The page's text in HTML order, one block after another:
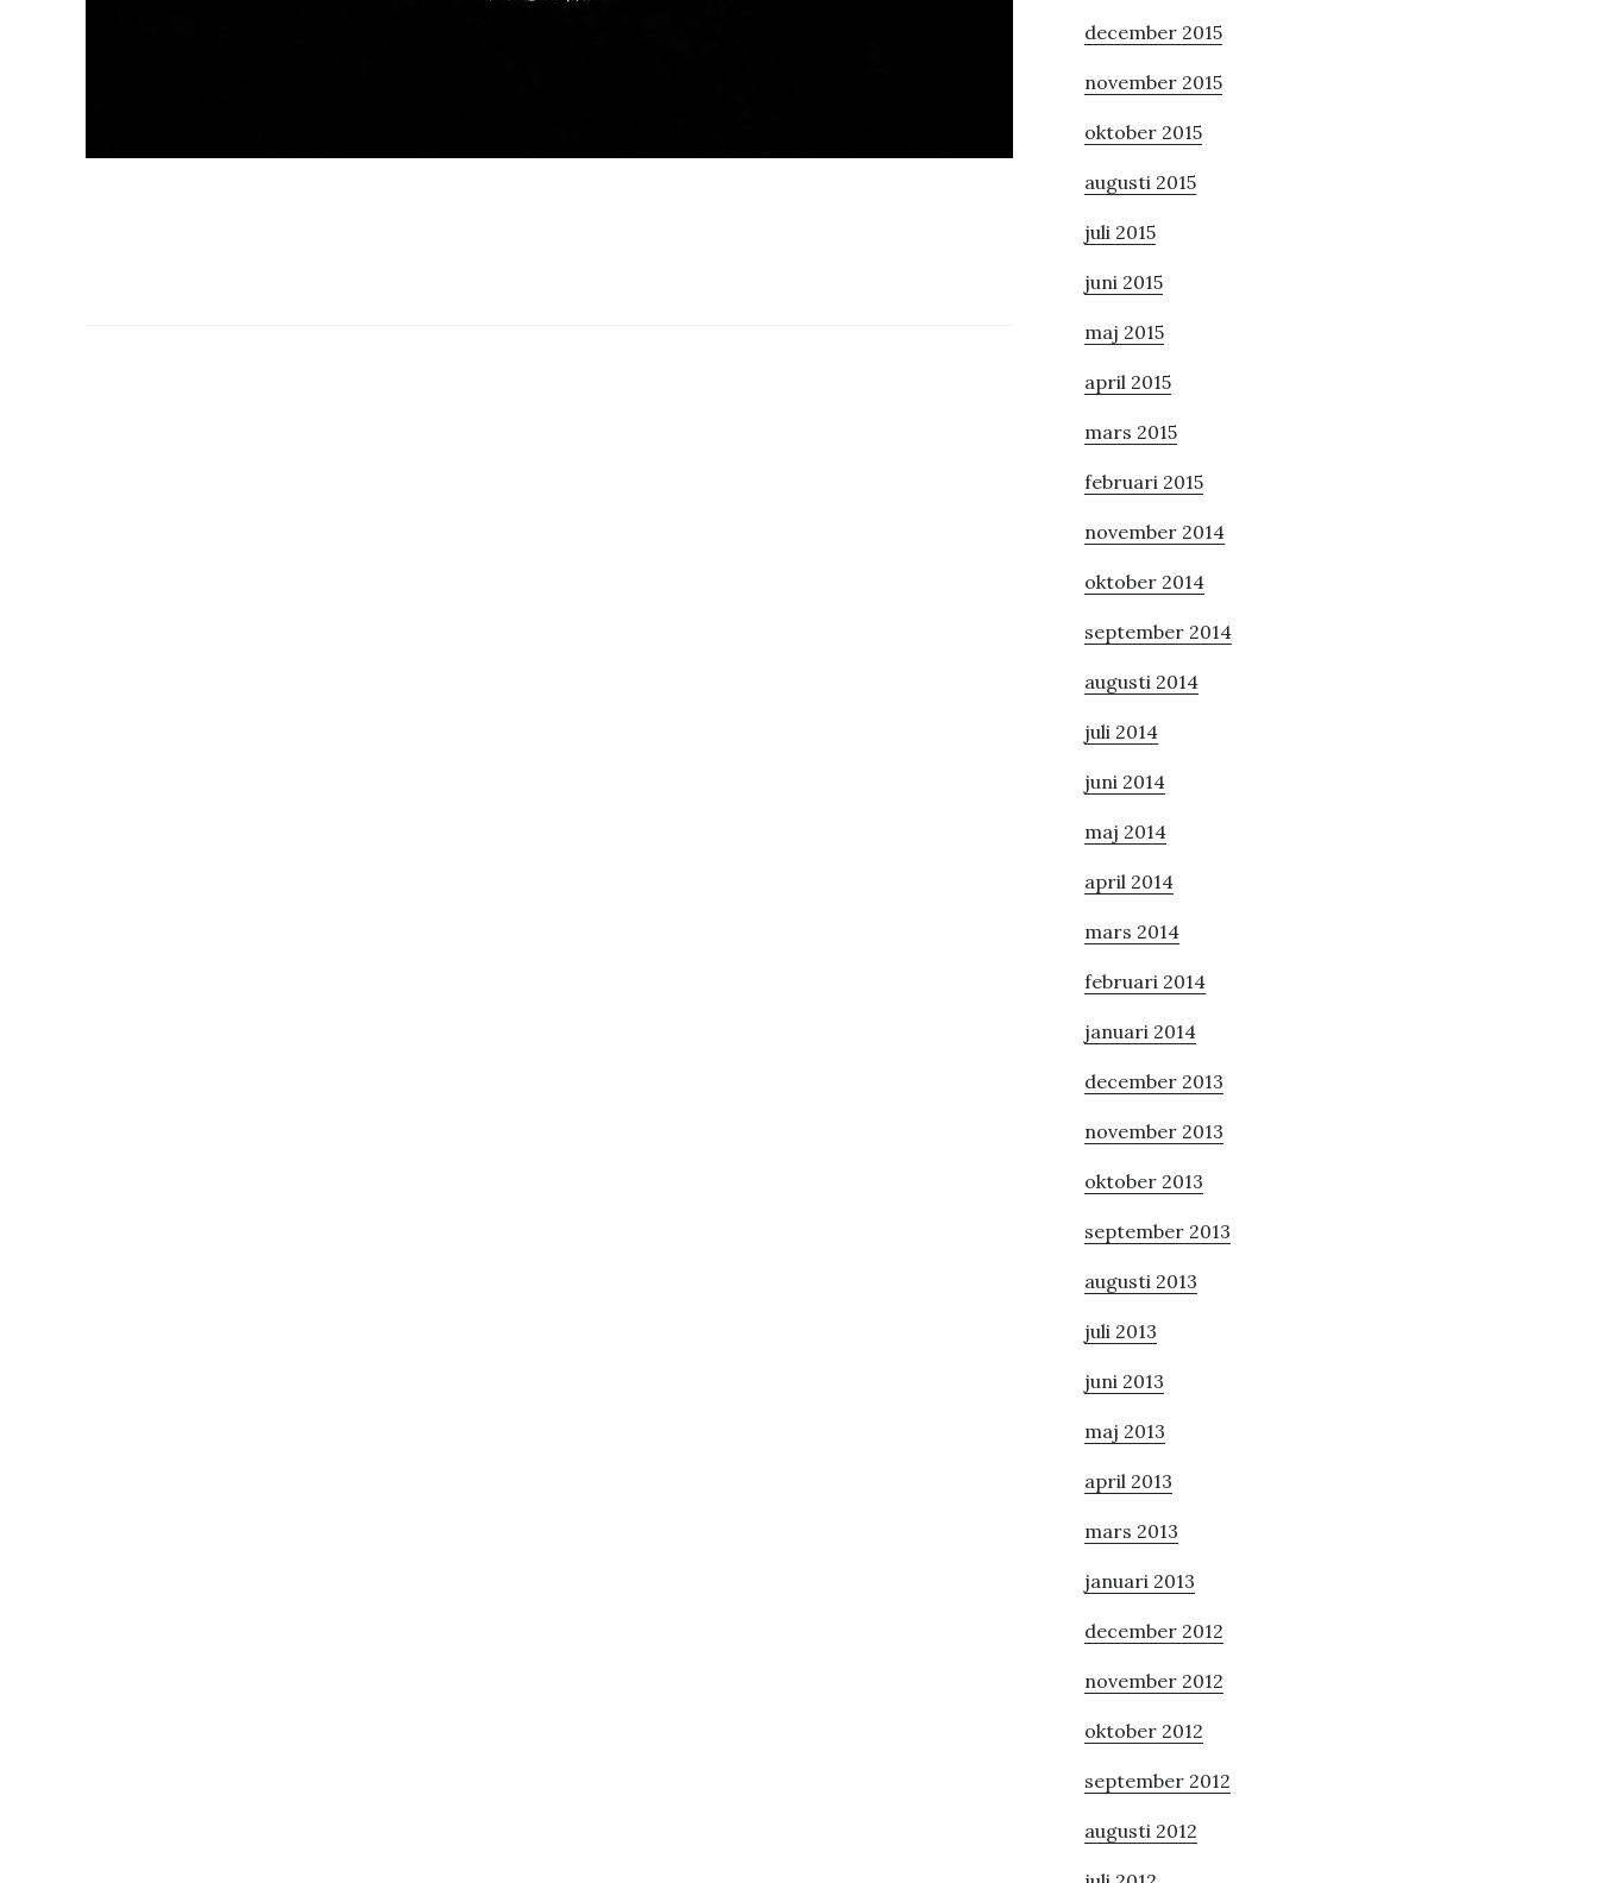
december 2015
november 2015
oktober 2015
augusti 2015
juli 2015
juni 2015
maj 2015
april 2015
mars 2015
februari 2015
november 2014
oktober 2014
september 2014
augusti 2014
juli 2014
juni 2014
maj 2014
april 2014
mars 2014
februari 2014
januari 2014
december 2013
november 2013
oktober 2013
september 2013
augusti 2013
juli 2013
juni 2013
maj 2013
april 2013
mars 2013
januari 2013
december 2012
november 2012
oktober 2012
september 2012
augusti 2012